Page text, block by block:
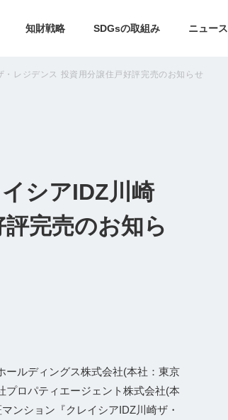
知財戦略 SDGsの取組み ニュース
・レジデンス 投資用分譲住戸好評完売のお知らせ
シアIDZ川崎
完売のお知ら
ールディングス株式会社(本社：東京
プロパティエージェント株式会社(本
ンション『クレイシアIDZ川崎ザ・